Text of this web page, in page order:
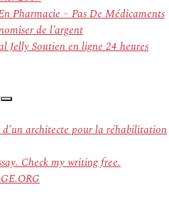
Pharmacie – Pas De Médicaments
de l’argent
Jelly Soutien en ligne 24 heures
Recherche
architecte pour la réhabilitation
Check my writing free.